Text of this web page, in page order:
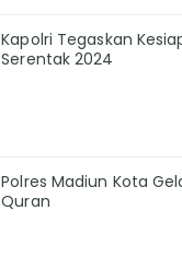
Kapolri Tegaskan
Serentak 2024
Polres Madiun Kota
Quran